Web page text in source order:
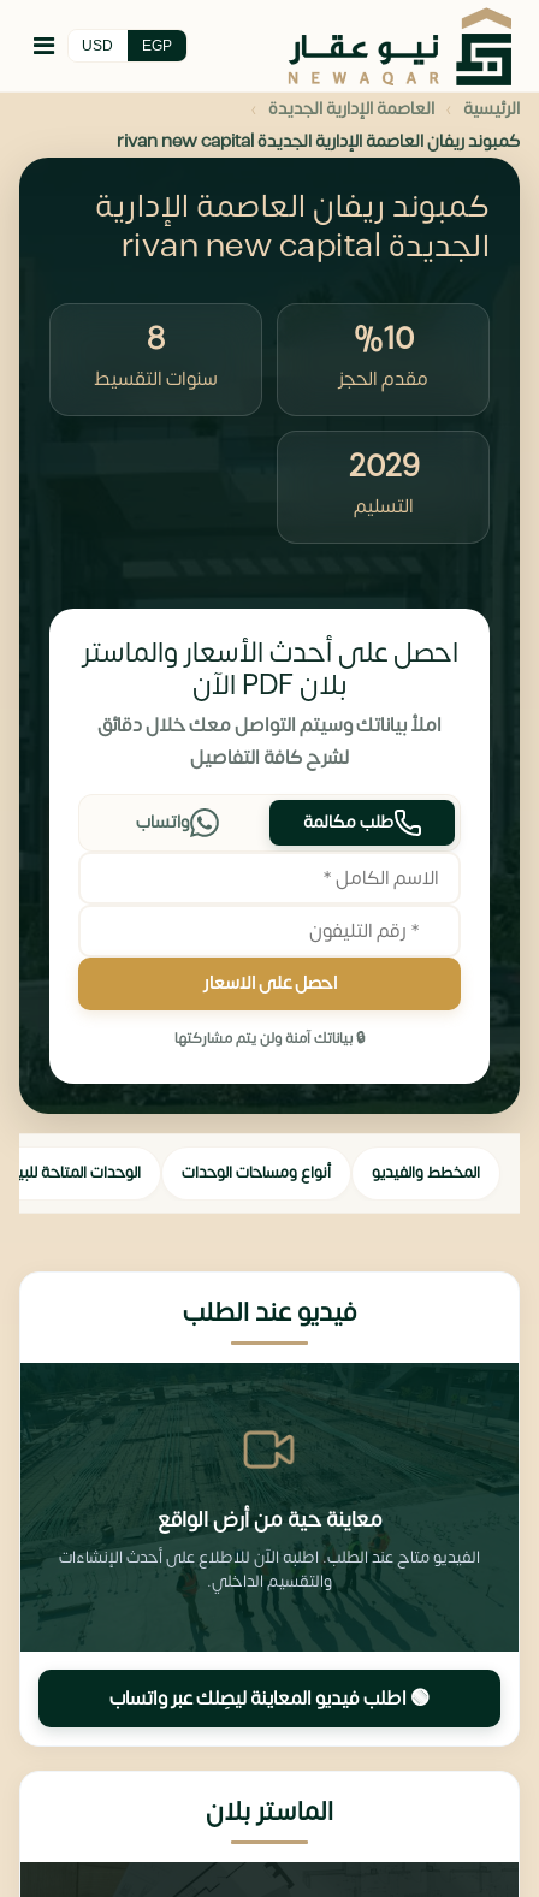
EGP
USD
الرئيسية › العاصمة الإدارية الجديدة ›
كمبوند ريفان العاصمة الإدارية الجديدة rivan new capital
كمبوند ريفان العاصمة الإدارية
الجديدة rivan new capital
%10
مقدم الحجز
8
سنوات التقسيط
2029
التسليم
احصل على أحدث الأسعار والماستر
بلان PDF الآن
املأ بياناتك وسيتم التواصل معك خلال دقائق
لشرح كافة التفاصيل
طلب مكالمة واتساب
احصل على الاسعار
🔒 بياناتك آمنة ولن يتم مشاركتها
المخطط والفيديو أنواع ومساحات الوحدات الوحدات المتاحة للبيع
فيديو عند الطلب
معاينة حية من أرض الواقع
الفيديو متاح عند الطلب. اطلبه الآن للاطلاع على أحدث الإنشاءات
والتقسيم الداخلي.
🟢 اطلب فيديو المعاينة ليصِلك عبر واتساب
الماستر بلان